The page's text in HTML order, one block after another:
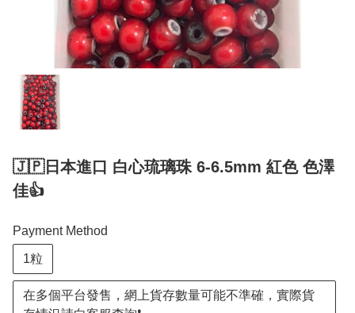
🇯🇵日本進口 白心琉璃珠 6-6.5mm 紅色 色澤
佳👍
Payment Method
1粒
在多個平台發售，網上貨存數量可能不準確，實際貨